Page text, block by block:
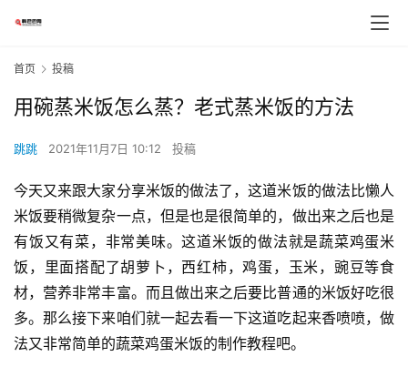
首页 投稿
用碗蒸米饭怎么蒸？老式蒸米饭的方法
跳跳 2021年11月7日 10:12 投稿
今天又来跟大家分享米饭的做法了，这道米饭的做法比懒人
米饭要稍微复杂一点，但是也是很简单的，做出来之后也是
有饭又有菜，非常美味。这道米饭的做法就是蔬菜鸡蛋米
饭，里面搭配了胡萝卜，西红柿，鸡蛋，玉米，豌豆等食
材，营养非常丰富。而且做出来之后要比普通的米饭好吃很
多。那么接下来咱们就一起去看一下这道吃起来香喷喷，做
法又非常简单的蔬菜鸡蛋米饭的制作教程吧。